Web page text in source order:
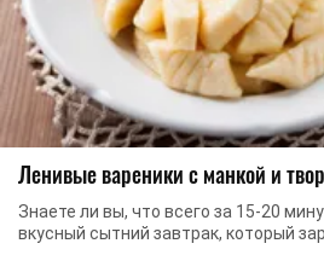
Ленивые вареники с манкой и
Знаете ли вы, что всего за 15-20
вкусный сытний завтрак, который